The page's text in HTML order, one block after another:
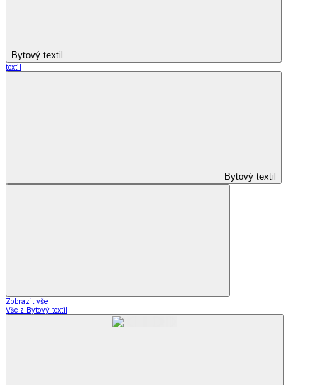
Bytový textil
textil
Bytový textil
Zobrazit vše
Vše z Bytový textil